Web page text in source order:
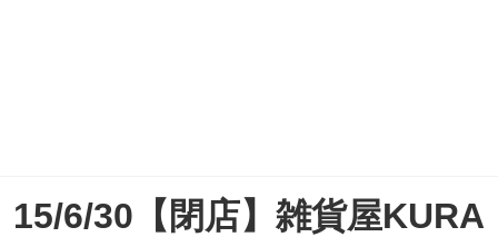
15/6/30【閉店】雑貨屋KURA